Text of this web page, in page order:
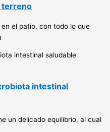
terreno
el patio, con todo lo que
intestinal
un delicado equilibrio, al cual